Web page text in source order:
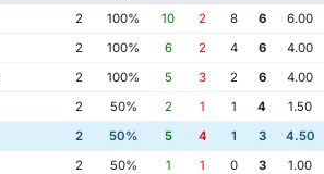
2 100% 10 2 8 6
6.00
2 100% 6 2 4 6
4.00
2 100% 5 3 2 6
4.00
2 50% 2 1 1 4
1.50
2 50% 5 4 1 3
4.50
2 50% 1 1 0 3
1.00